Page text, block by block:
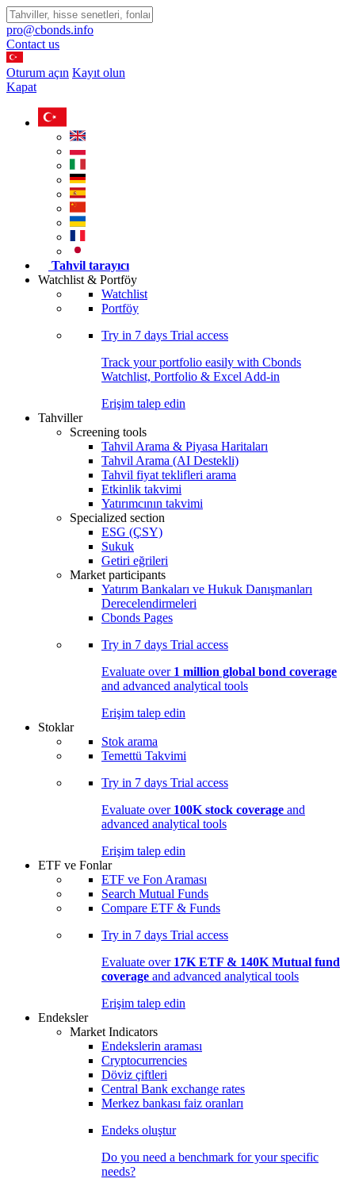
pro@cbonds.info
Contact us
Oturum açın Kayıt olun
Kapat
Tahvil tarayıcı
Watchlist & Portföy
Watchlist
Portföy
Try in 7 days Trial access
Track your portfolio easily with Cbonds
Watchlist, Portfolio & Excel Add-in
Erişim talep edin
Tahviller
Screening tools
Tahvil Arama & Piyasa Haritaları
Tahvil Arama (AI Destekli)
Tahvil fiyat teklifleri arama
Etkinlik takvimi
Yatırımcının takvimi
Specialized section
ESG (ÇSY)
Sukuk
Getiri eğrileri
Market participants
Yatırım Bankaları ve Hukuk Danışmanları
Derecelendirmeleri
Cbonds Pages
Try in 7 days Trial access
Evaluate over 1 million global bond coverage
and advanced analytical tools
Erişim talep edin
Stoklar
Stok arama
Temettü Takvimi
Try in 7 days Trial access
Evaluate over 100K stock coverage and
advanced analytical tools
Erişim talep edin
ETF ve Fonlar
ETF ve Fon Araması
Search Mutual Funds
Compare ETF & Funds
Try in 7 days Trial access
Evaluate over 17K ETF & 140K Mutual fund
coverage and advanced analytical tools
Erişim talep edin
Endeksler
Market Indicators
Endekslerin araması
Cryptocurrencies
Döviz çiftleri
Central Bank exchange rates
Merkez bankası faiz oranları
Endeks oluştur
Do you need a benchmark for your specific
needs?